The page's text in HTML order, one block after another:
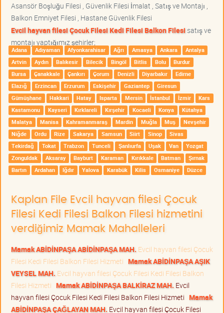
Asansör Boşluğu Filesi , Güvenlik Filesi İmalat , Satış ve Montajı ,
Balkon Emniyet Filesi , Hastane Güvenlik Filesi
Evcil hayvan filesi Çocuk Filesi Kedi Filesi Balkon Filesisatış ve
montajı yaptığımız şehirler;
Adana Adıyaman Afyonkarahisar Ağrı Amasya Ankara
Antalya
Artvin
Aydın Balıkesir Bilecik Bingöl Bitlis Bolu
Burdur
Bursa
Çanakkale Çankırı Çorum Denizli Diyarbakır
Edirne
Elazığ
Erzincan Erzurum Eskişehir Gaziantep
Giresun
Gümüşhane
Hakkari Hatay Isparta Mersin İstanbul İzmir
Kars
Kastamonu
Kayseri Kırklareli Kırşehir Kocaeli Konya
Kütahya
Malatya
Manisa Kahramanmaraş Mardin Muğla Muş
Nevşehir
Niğde
Ordu Rize Sakarya Samsun Siirt Sinop
Sivas
Tekirdağ
Tokat Trabzon Tunceli Şanlıurfa Uşak Van
Yozgat
Zonguldak
Aksaray Bayburt Karaman Kırıkkale Batman
Şırnak
Bartın
Ardahan Iğdır Yalova Karabük Kilis Osmaniye Düzce
Kaplan File Evcil hayvan filesi Çocuk
Filesi Kedi Filesi Balkon Filesi hizmetini
verdiğimiz Mamak Mahalleleri
Mamak ABİDİNPAŞA ABİDİNPAŞA MAH. Evcil hayvan filesi Çocuk
Filesi Kedi Filesi Balkon Filesi Hizmeti Mamak ABİDİNPAŞA AŞIK
VEYSEL MAH. Evcil hayvan filesi Çocuk Filesi Kedi Filesi Balkon
Filesi Hizmeti Mamak ABİDİNPAŞA BALKİRAZ MAH. Evcil
hayvan filesi Çocuk Filesi Kedi Filesi Balkon Filesi Hizmeti Mamak
ABİDİNPAŞA ÇAĞLAYAN MAH. Evcil hayvan filesi Çocuk Filesi